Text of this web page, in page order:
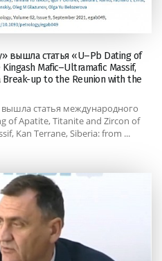
вышла статья «U–Pb Dating of
Mafic–Ultramafic Massif,
Break-up to the Reunion with the
статья международного
of Apatite, Titanite and Zircon of
Kan Terrane, Siberia: from ...